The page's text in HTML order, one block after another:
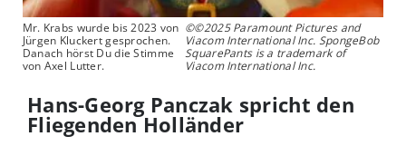
Mr. Krabs wurde bis 2023 von
Jürgen Kluckert gesprochen.
Danach hörst Du die Stimme
von Axel Lutter.
©©2025 Paramount Pictures and
Viacom International Inc. SpongeBob
SquarePants is a trademark of
Viacom International Inc.
Hans-Georg Panczak spricht den
Fliegenden Holländer